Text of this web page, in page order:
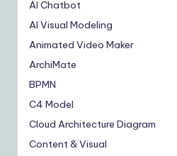
AI Chatbot
AI Visual Modeling
Animated Video Maker
ArchiMate
BPMN
C4 Model
Cloud Architecture Diagram
Content & Visual